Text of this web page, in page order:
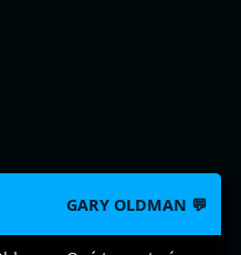
GARY OLDMAN 💬